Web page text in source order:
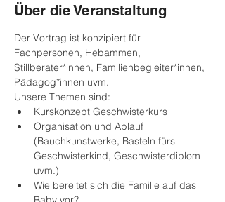
Über die Veranstaltung
Der Vortrag ist konzipiert für
Fachpersonen, Hebammen,
Stillberater*innen, Familienbegleiter*innen,
Pädagog*innen uvm.
Unsere Themen sind:
Kurskonzept Geschwisterkurs
Organisation und Ablauf
(Bauchkunstwerke, Basteln fürs
Geschwisterkind, Geschwisterdiplom
uvm.)
Wie bereitet sich die Familie auf das